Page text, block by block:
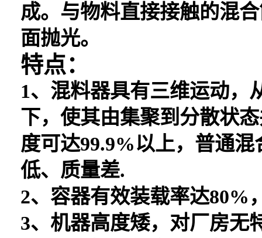
成。与物料直接接触的混
面抛光。
特点：
1、混料器具有三维运动，
下，使其由集聚到分散状
度可达99.9%以上，普通
低、质量差.
2、容器有效装载率达80%
3、机器高度矮，对厂房无